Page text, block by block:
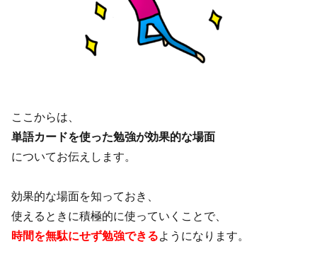
ここからは、
単語カードを使った勉強が効果的な場面
についてお伝えします。
効果的な場面を知っておき、
使えるときに積極的に使っていくことで、
時間を無駄にせず勉強できるようになります。